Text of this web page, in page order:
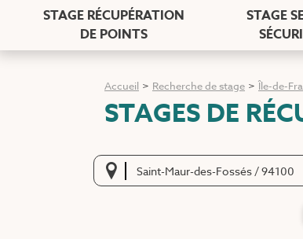
STAGE RÉCUPÉRATION
DE POINTS
STAGE
Accueil > Recherche de stage > Île-de-
STAGES DE